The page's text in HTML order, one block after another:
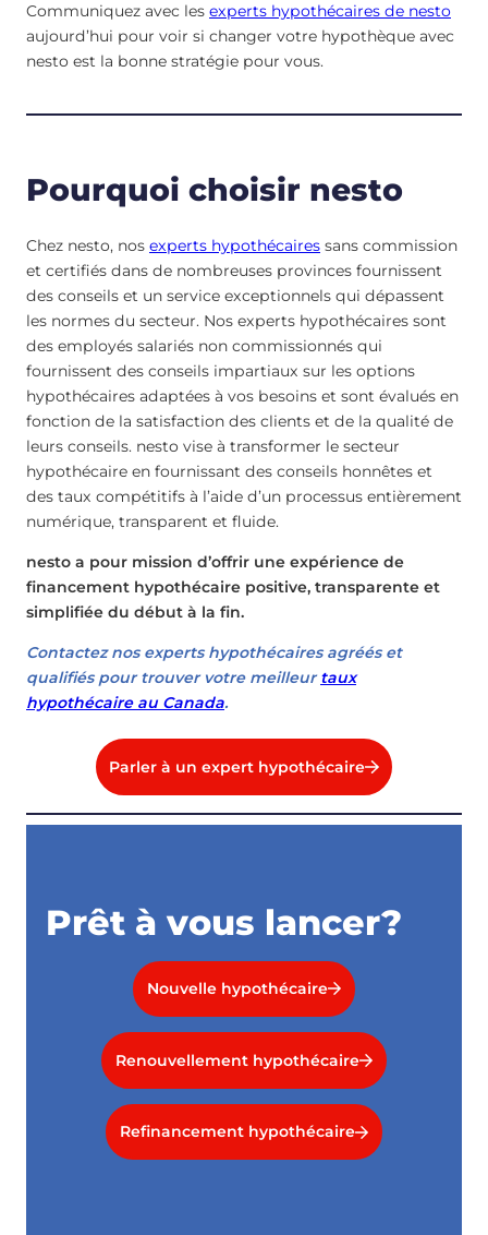
Communiquez avec les experts hypothécaires de nesto
aujourd’hui pour voir si changer votre hypothèque avec
nesto est la bonne stratégie pour vous.
Pourquoi choisir nesto
Chez nesto, nos experts hypothécaires sans commission
et certifiés dans de nombreuses provinces fournissent
des conseils et un service exceptionnels qui dépassent
les normes du secteur. Nos experts hypothécaires sont
des employés salariés non commissionnés qui
fournissent des conseils impartiaux sur les options
hypothécaires adaptées à vos besoins et sont évalués en
fonction de la satisfaction des clients et de la qualité de
leurs conseils. nesto vise à transformer le secteur
hypothécaire en fournissant des conseils honnêtes et
des taux compétitifs à l’aide d’un processus entièrement
numérique, transparent et fluide.
nesto a pour mission d’offrir une expérience de
financement hypothécaire positive, transparente et
simplifiée du début à la fin.
Contactez nos experts hypothécaires agréés et
qualifiés pour trouver votre meilleurtaux
hypothécaire au Canada.
Parler à un expert hypothécaire
Prêt à vous lancer?
Nouvelle hypothécaire
Renouvellement hypothécaire
Refinancement hypothécaire